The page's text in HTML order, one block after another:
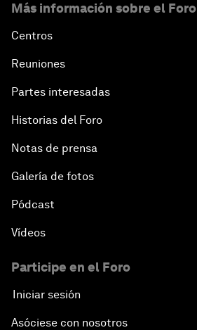
Más información sobre el Foro
Centros
Reuniones
Partes interesadas
Historias del Foro
Notas de prensa
Galería de fotos
Pódcast
Vídeos
Participe en el Foro
Iniciar sesión
Asóciese con nosotros